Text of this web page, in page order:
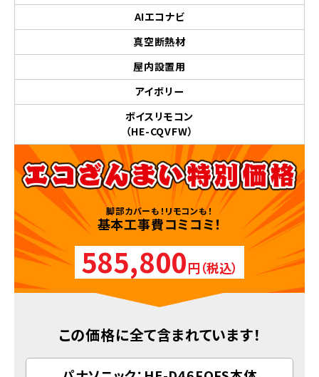
AIエコナビ
真空断熱材
屋内設置用
アイボリー
ボイスリモコン
（HE-CQVFW）
脚部カバーも！リモコンも！
基本工事費コミコミ！
585,800円（税込）
この価格に全て含まれています！